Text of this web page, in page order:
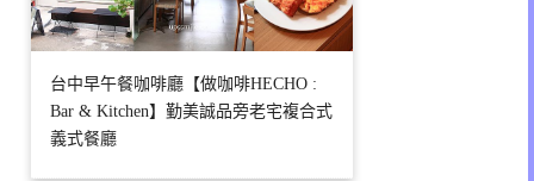
台中早午餐咖啡廳【做咖啡HECHO :
Bar & Kitchen】勤美誠品旁老宅複合式
義式餐廳